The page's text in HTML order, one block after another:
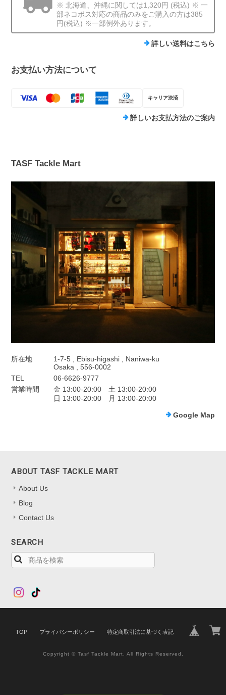
※ 北海道、沖縄に関しては1,320円 (税込) ※ 一
部ネコポス対応の商品のみをご購入の方は385
円(税込) ※一部例外あります。
詳しい送料はこちら
お支払い方法について
キャリア決済
詳しいお支払方法のご案内
TASF Tackle Mart
所在地
1-7-5 , Ebisu-higashi , Naniwa-ku
Osaka , 556-0002
TEL
06-6626-9777
営業時間
金 13:00-20:00 土 13:00-20:00
日 13:00-20:00 月 13:00-20:00
Google Map
ABOUT TASF TACKLE MART
About Us
Blog
Contact Us
SEARCH
TOP プライバシーポリシー 特定商取引法に基づく表記
Copyright © Tasf Tackle Mart. All Rights Reserved.